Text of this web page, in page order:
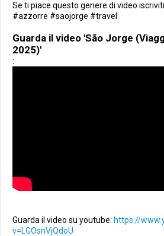
Se ti piace questo genere di video
#azzorre #saojorge #travel
Guarda il video 'São Jorge
2025)'
:
Guarda il video su youtube: https://
v=LGOsnVjQdoU